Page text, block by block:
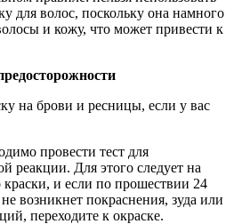
для волос, поскольку она намного
и кожу, что может привести к
на брови и ресницы, если у вас
провести тест для
реакции. Для этого следует на
краски, и если по прошествии 24
возникнет покраснения, зуда или
переходите к окраске.